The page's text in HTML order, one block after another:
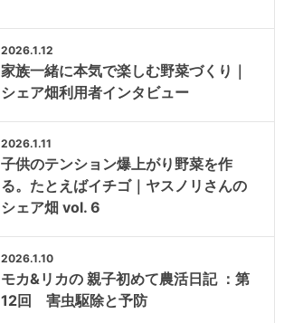
2026.1.12
家族一緒に本気で楽しむ野菜づくり｜
シェア畑利用者インタビュー
2026.1.11
子供のテンション爆上がり野菜を作
る。たとえばイチゴ｜ヤスノリさんの
シェア畑 vol. 6
2026.1.10
モカ&リカの 親子初めて農活日記 ：第
12回 害虫駆除と予防